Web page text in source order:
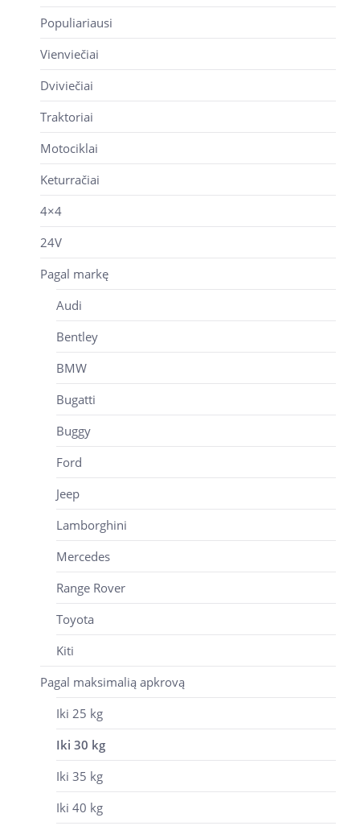
Populiariausi
Vienviečiai
Dviviečiai
Traktoriai
Motociklai
Keturračiai
4×4
24V
Pagal markę
Audi
Bentley
BMW
Bugatti
Buggy
Ford
Jeep
Lamborghini
Mercedes
Range Rover
Toyota
Kiti
Pagal maksimalią apkrovą
Iki 25 kg
Iki 30 kg
Iki 35 kg
Iki 40 kg